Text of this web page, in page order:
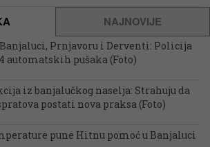
NAJNOVIJE
Prnjavoru i Derventi: Policija
automatskih pušaka (Foto)
iz banjalučkog naselja: Strahuju da
postati nova praksa (Foto)
pune Hitnu pomoć u Banjaluci